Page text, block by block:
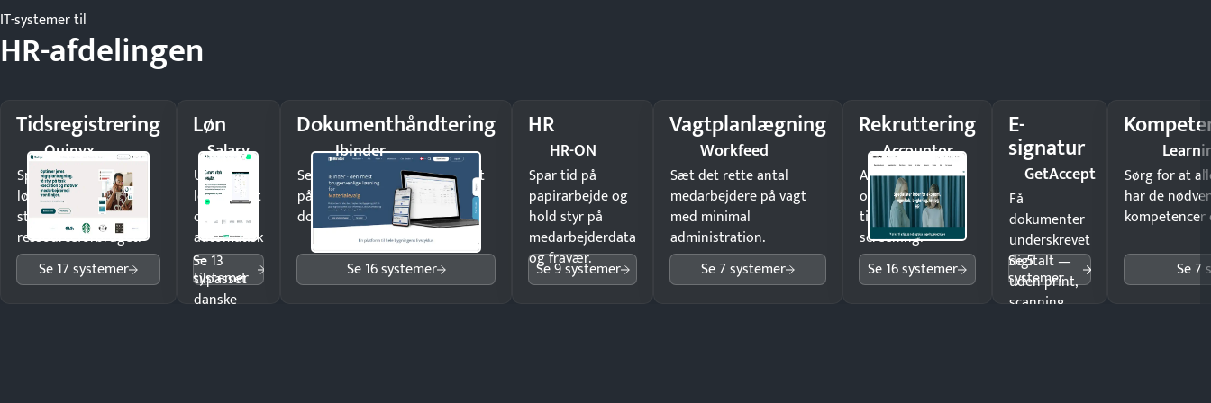
IT-systemer til
HR-afdelingen
Tidsregistrering
Quinyx
Spar tid på
lønberegning og få
styr på
ressourceforbruget.
Se 17 systemer
Løn
Salary
Udbetal
løn korrekt
og
automatisk
—
tilpasset
danske
Se 13
systemer
Dokumenthåndtering
Ibinder
Send kontrakter til underskrift
på minutter og mist ingen
dokumenter.
Se 16 systemer
HR
HR-ON
Spar tid på
papirarbejde og
hold styr på
medarbejderdata
og fravær.
Se 9 systemer
Vagtplanlægning
Workfeed
Sæt det rette antal
medarbejdere på vagt
med minimal
administration.
Se 7 systemer
Rekruttering
Accountor
Ansæt hurtigere
og brug færre
timer på manuel
screening.
Se 16 systemer
E-
signatur
GetAccept
Få
dokumenter
underskrevet
digitalt —
uden print,
scanning
Se 5
systemer
Sørg for at
har de
Se 7